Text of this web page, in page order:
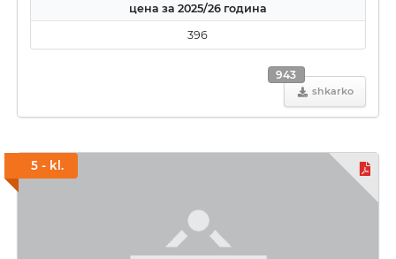
цена за 2025/26 година
396
shkarko
943
5 - kl.